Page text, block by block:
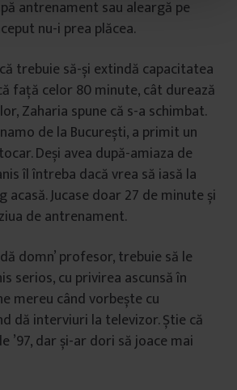
antrenament sau aleargă pe
nu-i prea plăcea.
trebuie să-și extindă capacitatea
față celor 80 minute, cât durează
Zaharia spune că s-a schimbat.
de la București, a primit un
Deși avea după-amiaza de
îl întreba dacă vrea să iasă la
acasă. Jucase doar 27 de minute și
de antrenament.
domn’ profesor, trebuie să le
serios, cu privirea ascunsă în
mereu când vorbește cu
dă interviuri la televizor. Știe că
’97, dar și-ar dori să joace mai